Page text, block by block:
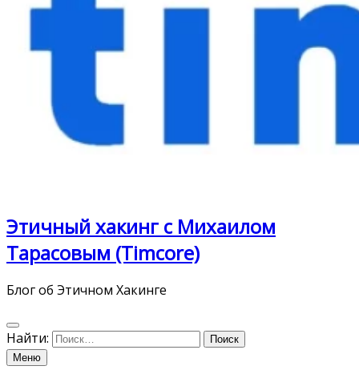
Этичный хакинг с Михаилом
Тарасовым (Timcore)
Блог об Этичном Хакинге
Найти:
Меню